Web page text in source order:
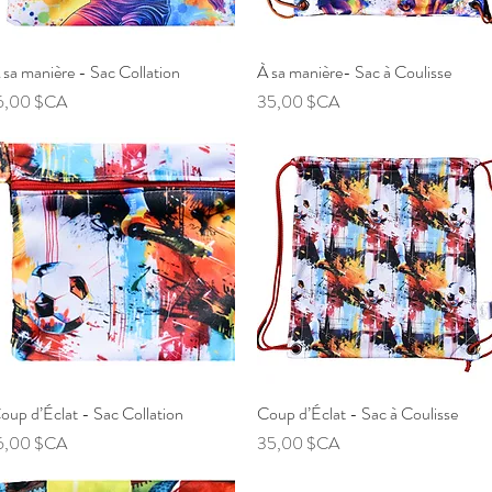
Aperçu rapide
manière - Sac Collation
$CA
Aperçu rapide
À sa manière- Sac à Coulisse
Prix
35,00 $CA
Aperçu rapide
d’Éclat - Sac Collation
$CA
Aperçu rapide
Coup d’Éclat - Sac à Coulisse
Prix
35,00 $CA